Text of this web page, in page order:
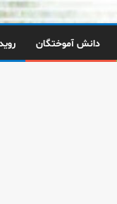
دانش آموختگان